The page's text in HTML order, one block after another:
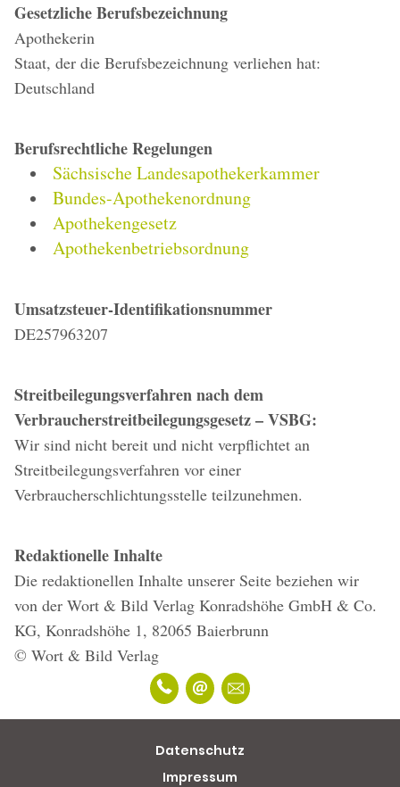
Gesetzliche Berufsbezeichnung
Apothekerin
Staat, der die Berufsbezeichnung verliehen hat:
Deutschland
Berufsrechtliche Regelungen
Sächsische Landesapothekerkammer
Bundes-Apothekenordnung
Apothekengesetz
Apothekenbetriebsordnung
Umsatzsteuer-Identifikationsnummer
DE257963207
Streitbeilegungsverfahren nach dem
Verbraucherstreitbeilegungsgesetz – VSBG:
Wir sind nicht bereit und nicht verpflichtet an
Streitbeilegungsverfahren vor einer
Verbraucherschlichtungsstelle teilzunehmen.
Redaktionelle Inhalte
Die redaktionellen Inhalte unserer Seite beziehen wir
von der Wort & Bild Verlag Konradshöhe GmbH & Co.
KG, Konradshöhe 1, 82065 Baierbrunn
© Wort & Bild Verlag
Datenschutz
Impressum